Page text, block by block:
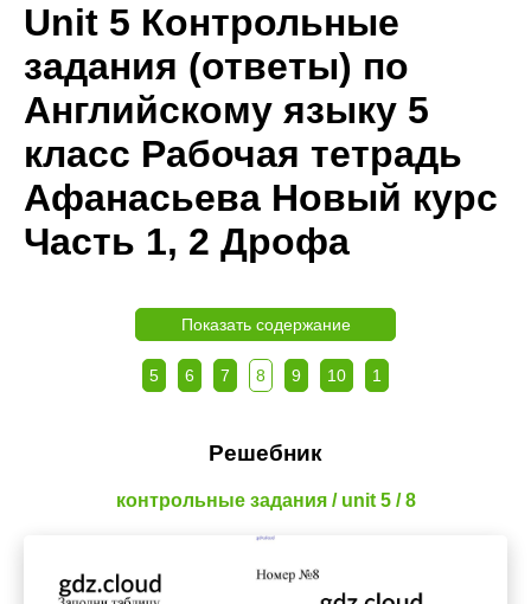
Unit 5 Контрольные
задания (ответы) по
Английскому языку 5
класс Рабочая тетрадь
Афанасьева Новый курс
Часть 1, 2 Дрофа
Показать содержание
5 6 7 8 9 10 1
Решебник
контрольные задания / unit 5 / 8